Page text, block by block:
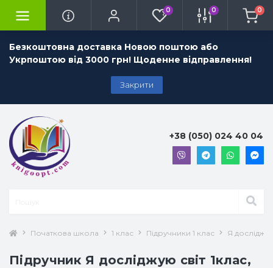
Безкоштовна доставка Новою поштою або
Укрпоштою від 3000 грн! Щоденне відправлення!
Закрити
0 0 0
+38 (050) 024 40 04
Початкова школа 1 клас Підручники 1 клас Я
Підручник Я досліджую світ 1клас,